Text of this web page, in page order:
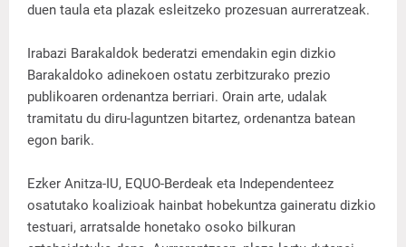
duen taula eta plazak esleitzeko prozesuan aurreratzeak.
Irabazi Barakaldok bederatzi emendakin egin dizkio
Barakaldoko adinekoen ostatu zerbitzurako prezio
publikoaren ordenantza berriari. Orain arte, udalak
tramitatu du diru-laguntzen bitartez, ordenantza batean
egon barik.
Ezker Anitza-IU, EQUO-Berdeak eta Independenteez
osatutako koalizioak hainbat hobekuntza gaineratu dizkio
testuari, arratsalde honetako osoko bilkuran